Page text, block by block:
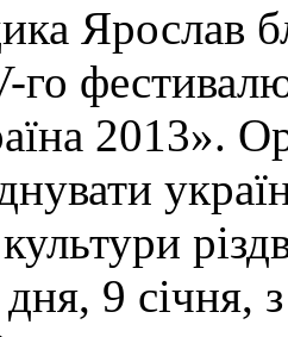
Ярослав
го
2013».
9 січня,